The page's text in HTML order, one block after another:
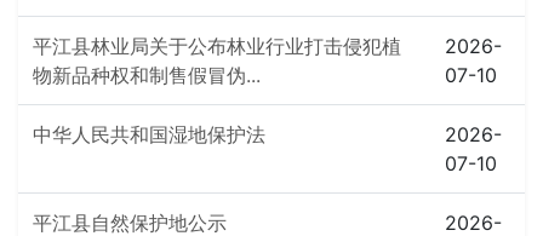
平江县林业局关于公布林业行业打击侵犯植
物新品种权和制售假冒伪...
2026-
07-10
中华人民共和国湿地保护法
2026-
07-10
平江县自然保护地公示
2026-